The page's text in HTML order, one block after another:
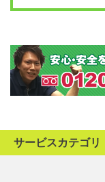
サービスカテゴリ